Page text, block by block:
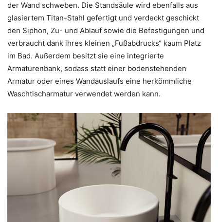
der Wand schweben. Die Standsäule wird ebenfalls aus
glasiertem Titan-Stahl gefertigt und verdeckt geschickt
den Siphon, Zu- und Ablauf sowie die Befestigungen und
verbraucht dank ihres kleinen „Fußabdrucks“ kaum Platz
im Bad. Außerdem besitzt sie eine integrierte
Armaturenbank, sodass statt einer bodenstehenden
Armatur oder eines Wandauslaufs eine herkömmliche
Waschtischarmatur verwendet werden kann.